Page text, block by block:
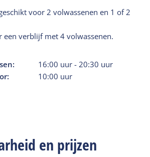
voor 2 volwassenen en 1 of 2
een verblijf met 4 volwassenen.
16:00 uur -20:30 uur
10:00 uur
en prijzen